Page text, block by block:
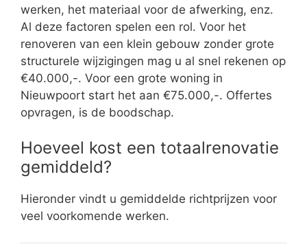
werken, het materiaal voor de afwerking, enz.
Al deze factoren spelen een rol. Voor het
renoveren van een klein gebouw zonder grote
structurele wijzigingen mag u al snel rekenen op
€40.000,-. Voor een grote woning in
Nieuwpoort start het aan €75.000,-. Offertes
opvragen, is de boodschap.
Hoeveel kost een totaalrenovatie
gemiddeld?
Hieronder vindt u gemiddelde richtprijzen voor
veel voorkomende werken.